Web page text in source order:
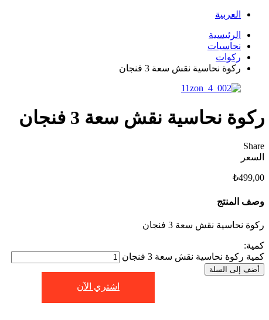
العربية
الرئيسية
نحاسيات
ركوات
ركوة نحاسية نقش سعة 3 فنجان
ركوة نحاسية نقش سعة 3 فنجان
Share
السعر
₺499,00
وصف المنتج
ركوة نحاسية نقش سعة 3 فنجان
كمية:
كمية ركوة نحاسية نقش سعة 3 فنجان
أضف إلى السلة
اشتري الآن